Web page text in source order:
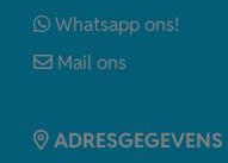
Whatsapp ons!
Mail ons
ADRESGEGEVENS